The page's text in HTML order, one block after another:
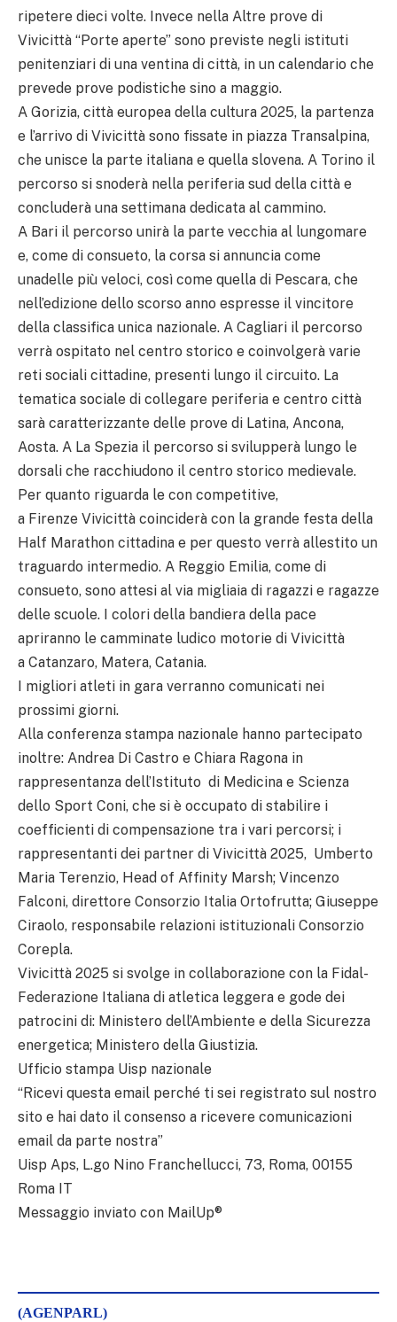
ripetere dieci volte. Invece nella Altre prove di
Vivicittà “Porte aperte” sono previste negli istituti
penitenziari di una ventina di città, in un calendario che
prevede prove podistiche sino a maggio.
A Gorizia, città europea della cultura 2025, la partenza
e l’arrivo di Vivicittà sono fissate in piazza Transalpina,
che unisce la parte italiana e quella slovena. A Torino il
percorso si snoderà nella periferia sud della città e
concluderà una settimana dedicata al cammino.
A Bari il percorso unirà la parte vecchia al lungomare
e, come di consueto, la corsa si annuncia come
unadelle più veloci, così come quella di Pescara, che
nell’edizione dello scorso anno espresse il vincitore
della classifica unica nazionale. A Cagliari il percorso
verrà ospitato nel centro storico e coinvolgerà varie
reti sociali cittadine, presenti lungo il circuito. La
tematica sociale di collegare periferia e centro città
sarà caratterizzante delle prove di Latina, Ancona,
Aosta. A La Spezia il percorso si svilupperà lungo le
dorsali che racchiudono il centro storico medievale.
Per quanto riguarda le con competitive,
a Firenze Vivicittà coinciderà con la grande festa della
Half Marathon cittadina e per questo verrà allestito un
traguardo intermedio. A Reggio Emilia, come di
consueto, sono attesi al via migliaia di ragazzi e ragazze
delle scuole. I colori della bandiera della pace
apriranno le camminate ludico motorie di Vivicittà
a Catanzaro, Matera, Catania.
I migliori atleti in gara verranno comunicati nei
prossimi giorni.
Alla conferenza stampa nazionale hanno partecipato
inoltre: Andrea Di Castro e Chiara Ragona in
rappresentanza dell’Istituto di Medicina e Scienza
dello Sport Coni, che si è occupato di stabilire i
coefficienti di compensazione tra i vari percorsi; i
rappresentanti dei partner di Vivicittà 2025, Umberto
Maria Terenzio, Head of Affinity Marsh; Vincenzo
Falconi, direttore Consorzio Italia Ortofrutta; Giuseppe
Ciraolo, responsabile relazioni istituzionali Consorzio
Corepla.
Vivicittà 2025 si svolge in collaborazione con la Fidal-
Federazione Italiana di atletica leggera e gode dei
patrocini di: Ministero dell’Ambiente e della Sicurezza
energetica; Ministero della Giustizia.
Ufficio stampa Uisp nazionale
“Ricevi questa email perché ti sei registrato sul nostro
sito e hai dato il consenso a ricevere comunicazioni
email da parte nostra”
Uisp Aps, L.go Nino Franchellucci, 73, Roma, 00155
Roma IT
Messaggio inviato con MailUp®
(AGENPARL)